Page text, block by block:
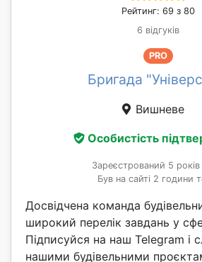
Рейтинг: 69 з 80
6 відгуків
PRO
Бригада
Вишневе
Особистість
Зареєстрований 5
Був на сайті 2 години
Досвідчена команда
широкий перелік завдань у
Підписуйся на наш Telegram і
нашими будівельними